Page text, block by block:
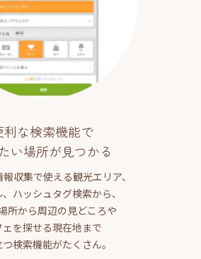
利な検索機能で
い場所が見つかる
収集で使える観光エリア、
ハッシュタグ検索から、
所から周辺の見どころや
ェを探せる現在地まで
検索機能がたくさん。